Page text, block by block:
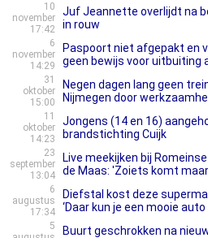
10
november
17:42
Juf Jeannette overlijdt na
in rouw
6
november
14:29
Paspoort niet afgepakt en
geen bewijs voor uitbuiting
31
oktober
15:00
Negen dagen lang geen
Nijmegen door
11
oktober
14:23
Jongens (14 en 16)
brandstichting Cuijk
23
september
13:04
Live meekijken bij
de Maas: 'Zoiets komt
6
augustus
17:34
Diefstal kost deze
‘Daar kun je een mooie auto
5
Buurt geschrokken na